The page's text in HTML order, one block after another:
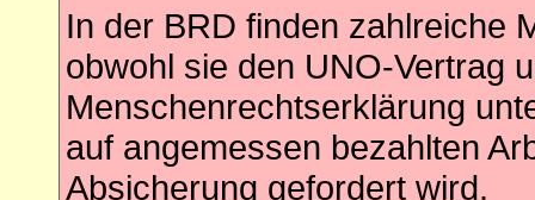
In der BRD finden zahlreiche
obwohl sie den UNO-Vertrag
Menschenrechtserklärung
auf angemessen bezahlten
Absicherung gefordert wird.